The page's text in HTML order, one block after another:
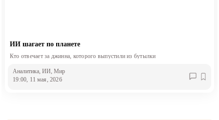
ИИ шагает по планете
Кто отвечает за джинна, которого выпустили из бутылки
Аналитика, ИИ, Мир
19:00, 11 мая, 2026